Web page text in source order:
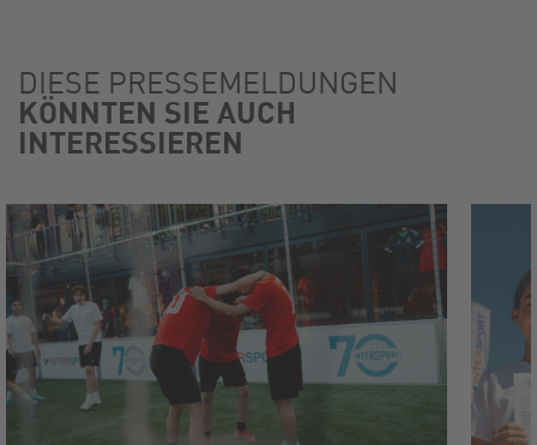
DIESE PRESSEMELDUNGEN
KÖNNTEN SIE AUCH
INTERESSIEREN